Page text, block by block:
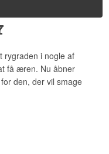
rygraden i nogle af
få æren. Nu åbner
den, der vil smage